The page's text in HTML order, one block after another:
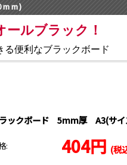
ールブラック！
る便利なブラックボード
ックボード 5mm厚 A3(サ
: 404円 (税